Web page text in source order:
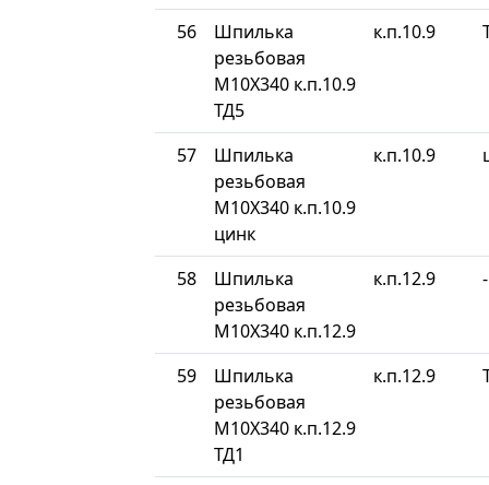
56
Шпилька
резьбовая
М10Х340 к.п.10.9
ТД5
к.п.10.9
57
Шпилька
резьбовая
М10Х340 к.п.10.9
цинк
к.п.10.9
58
Шпилька
резьбовая
М10Х340 к.п.12.9
к.п.12.9 -
59
Шпилька
резьбовая
М10Х340 к.п.12.9
ТД1
к.п.12.9